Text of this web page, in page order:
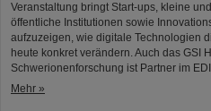
Veranstaltung bringt Start-ups, kleine
öffentliche Institutionen sowie
aufzuzeigen, wie digitale Technologien
heute konkret verändern. Auch das GSI
Schwerionenforschung ist Partner im
Mehr »